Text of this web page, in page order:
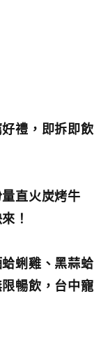
禮，即拆即飲
直火炭烤牛
！
蜊雞、黑蒜蛤
暢飲，台中寵